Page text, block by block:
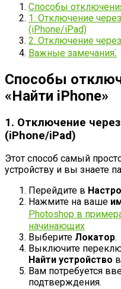
Способы
1. Отключение
(iPhone/iPad)
2. Отключение
Важные замечания⁚
Способы
«Найти iPhone»
1. Отключение
(iPhone/iPad)
Этот способ самый
устройству и вы знаете
Перейдите в
Нажмите на ваше
Photoshop в
начинающих
Выберите Локатор.
Выключите
Найти устройство
Вам потребуется
подтверждения.